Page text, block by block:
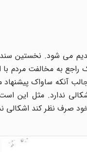
می شود. نخستین سند
راجع به مخالفت
آنکه ساواک پیشنهاد
ندارد. مثل این
صرف نظر کند اشکالی